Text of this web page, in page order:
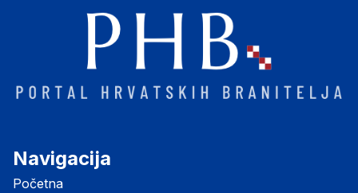
Navigacija
Početna